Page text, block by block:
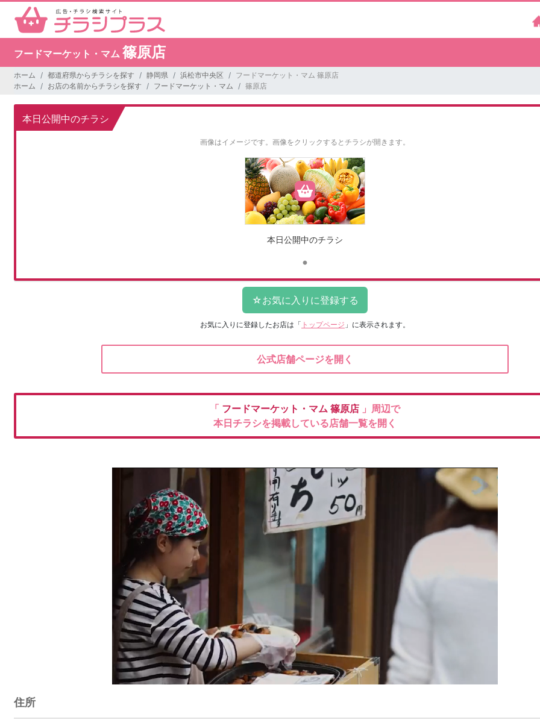
フードマーケット・マム 篠原店
ホーム 都道府県からチラシを探す 静岡県 浜松市中央区
フードマーケット・マム 篠原店
ホーム
お店の名前からチラシを探す フードマーケット・マム 篠原店
本日公開中のチラシ
画像はイメージです。 画像をクリックするとチラシが開きます。
本日公開中のチラシ
お気に入りに登録したお店は 「 トップページ 」に表示されます。
公式店舗ページを開く
「 フードマーケット・マム 篠原店 」周辺で
本日チラシを掲載している店舗一覧を開く
住所